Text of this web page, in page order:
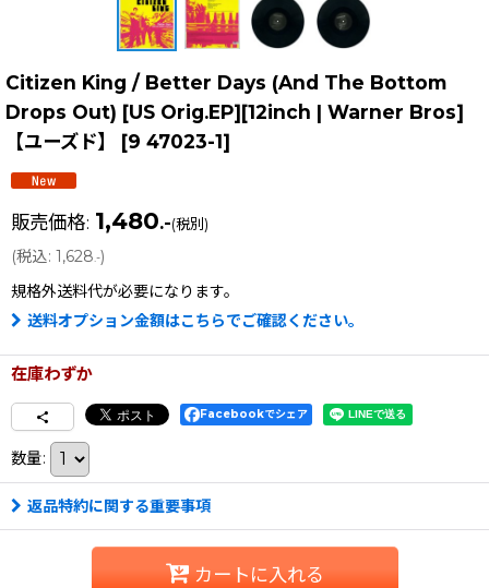
Citizen King / Better Days (And The Bottom
Drops Out) [US Orig.EP][12inch | Warner Bros]
【ユーズド】
[9 47023-1]
販売価格: 1,480.-(税別)
(税込: 1,628.-)
規格外送料代が必要になります。
送料オプション金額はこちらでご確認ください。
在庫わずか
Facebookでシェア
数量:
返品特約に関する重要事項
カートに入れる